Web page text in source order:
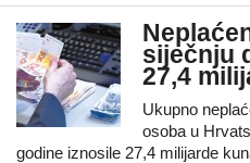
siječnju
27,4
Ukupno
osoba u
godine iznosile 27,4 milijarde